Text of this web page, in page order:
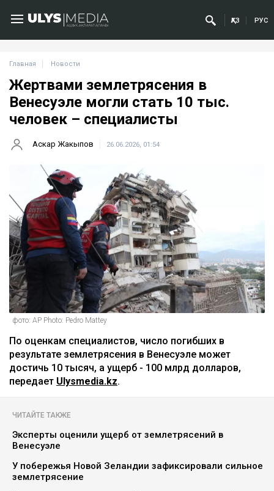
ҚАЗ РУС
Главная Новости
Жертвами землетрясения в
Венесуэле могли стать 10 тыс.
человек – специалисты
Аскар Жакыпов 26.06.2026, 01:54
фото: AP Photo: Pedro Mattey
По оценкам специалистов, число погибших в
результате землетрясения в Венесуэле может
достичь 10 тысяч, а ущерб - 100 млрд долларов,
передает Ulysmedia.kz.
ЧИТАЙТЕ ТАКЖЕ
Эксперты оценили ущерб от землетрясений в
Венесуэле
У побережья Новой Зеландии зафиксировали сильное
землетрясение